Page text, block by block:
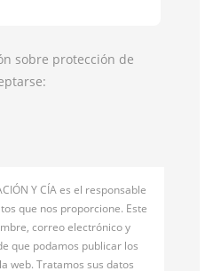
sobre protección de
Y CÍA es el responsable
que nos proporcione. Este
correo electrónico y
que podamos publicar los
web. Tratamos sus datos